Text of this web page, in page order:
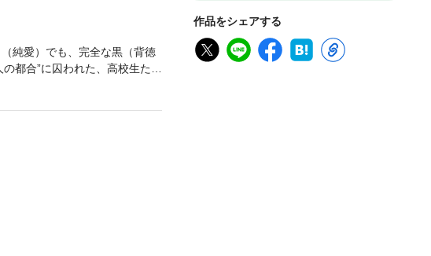
作品をシェアする
純愛）でも、完全な黒（背徳
都合”に囚われた、高校生たち
ざいますが、単行本発行当時